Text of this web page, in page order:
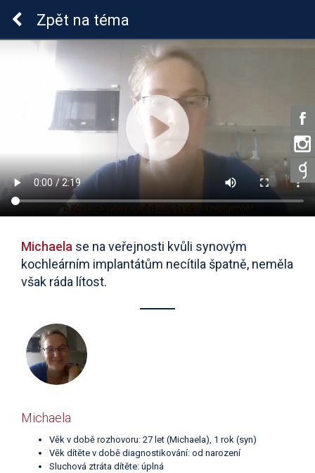
Sluchová vada u dětí
Zpět na téma
Michaela se na veřejnosti kvůli synovým
kochleárním implantátům necítila špatně, neměla
však ráda lítost.
Michaela
Věk v době rozhovoru: 27 let (Michaela), 1 rok (syn)
Věk dítěte v době diagnostikování: od narození
Sluchová ztráta dítěte: úplná